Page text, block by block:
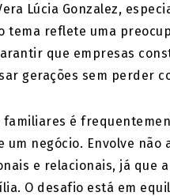
Lúcia Gonzalez,
tema reflete uma
que empresas
gerações sem perder
familiares é
negócio. Envolve
e relacionais, já que
O desafio está em